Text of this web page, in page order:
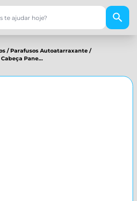
/ Parafusos Autoatarraxante /
Pane...